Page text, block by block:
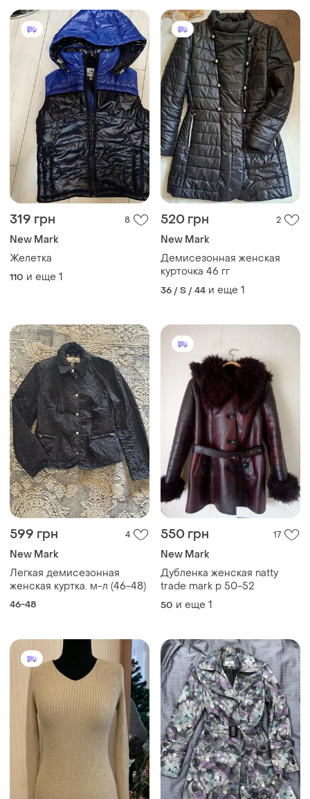
319 грн 8
New Mark
Желетка
110 и еще 1
520 грн 2
New Mark
Демисезонная женская
курточка 46 гг
36 / S / 44 и еще 1
599 грн 4
New Mark
Легкая демисезонная
женская куртка. м-л (46-48)
46-48
550 грн 17
New Mark
Дубленка женская natty
trade mark p 50-52
50 и еще 1